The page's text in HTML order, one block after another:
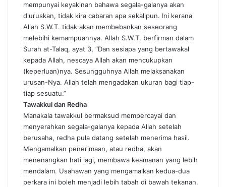
mempunyai keyakinan bahawa segala-galanya akan
diuruskan, tidak kira cabaran apa sekalipun. Ini kerana
Allah S.W.T. tidak akan membebankan seseorang
melebihi kemampuannya. Allah S.W.T. berfirman dalam
Surah at-Talaq, ayat 3, “Dan sesiapa yang bertawakal
kepada Allah, nescaya Allah akan mencukupkan
(keperluan)nya. Sesungguhnya Allah melaksanakan
urusan-Nya. Allah telah mengadakan ukuran bagi tiap-
tiap sesuatu.”
Tawakkul dan Redha
Manakala tawakkul bermaksud mempercayai dan
menyerahkan segala-galanya kepada Allah setelah
berusaha, redha pula datang setelah menerima hasil.
Mengamalkan penerimaan, atau redha, akan
menenangkan hati lagi, membawa keamanan yang lebih
mendalam. Usahawan yang mengamalkan kedua-dua
perkara ini boleh menjadi lebih tabah di bawah tekanan.